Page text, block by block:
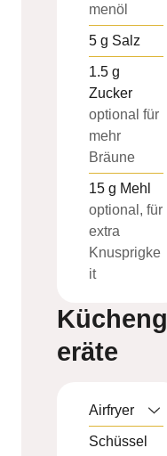
menöl
5 g Salz
1.5 g
Zucker
optional für
mehr
Bräune
15 g Mehl
optional, für
extra
Knusprigke
it
Kücheng
eräte
Airfryer
Schüssel